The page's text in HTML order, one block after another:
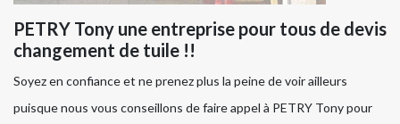
PETRY Tony une entreprise pour tous de devis
changement de tuile !!
Soyez en confiance et ne prenez plus la peine de voir ailleurs
puisque nous vous conseillons de faire appel à PETRY Tony pour